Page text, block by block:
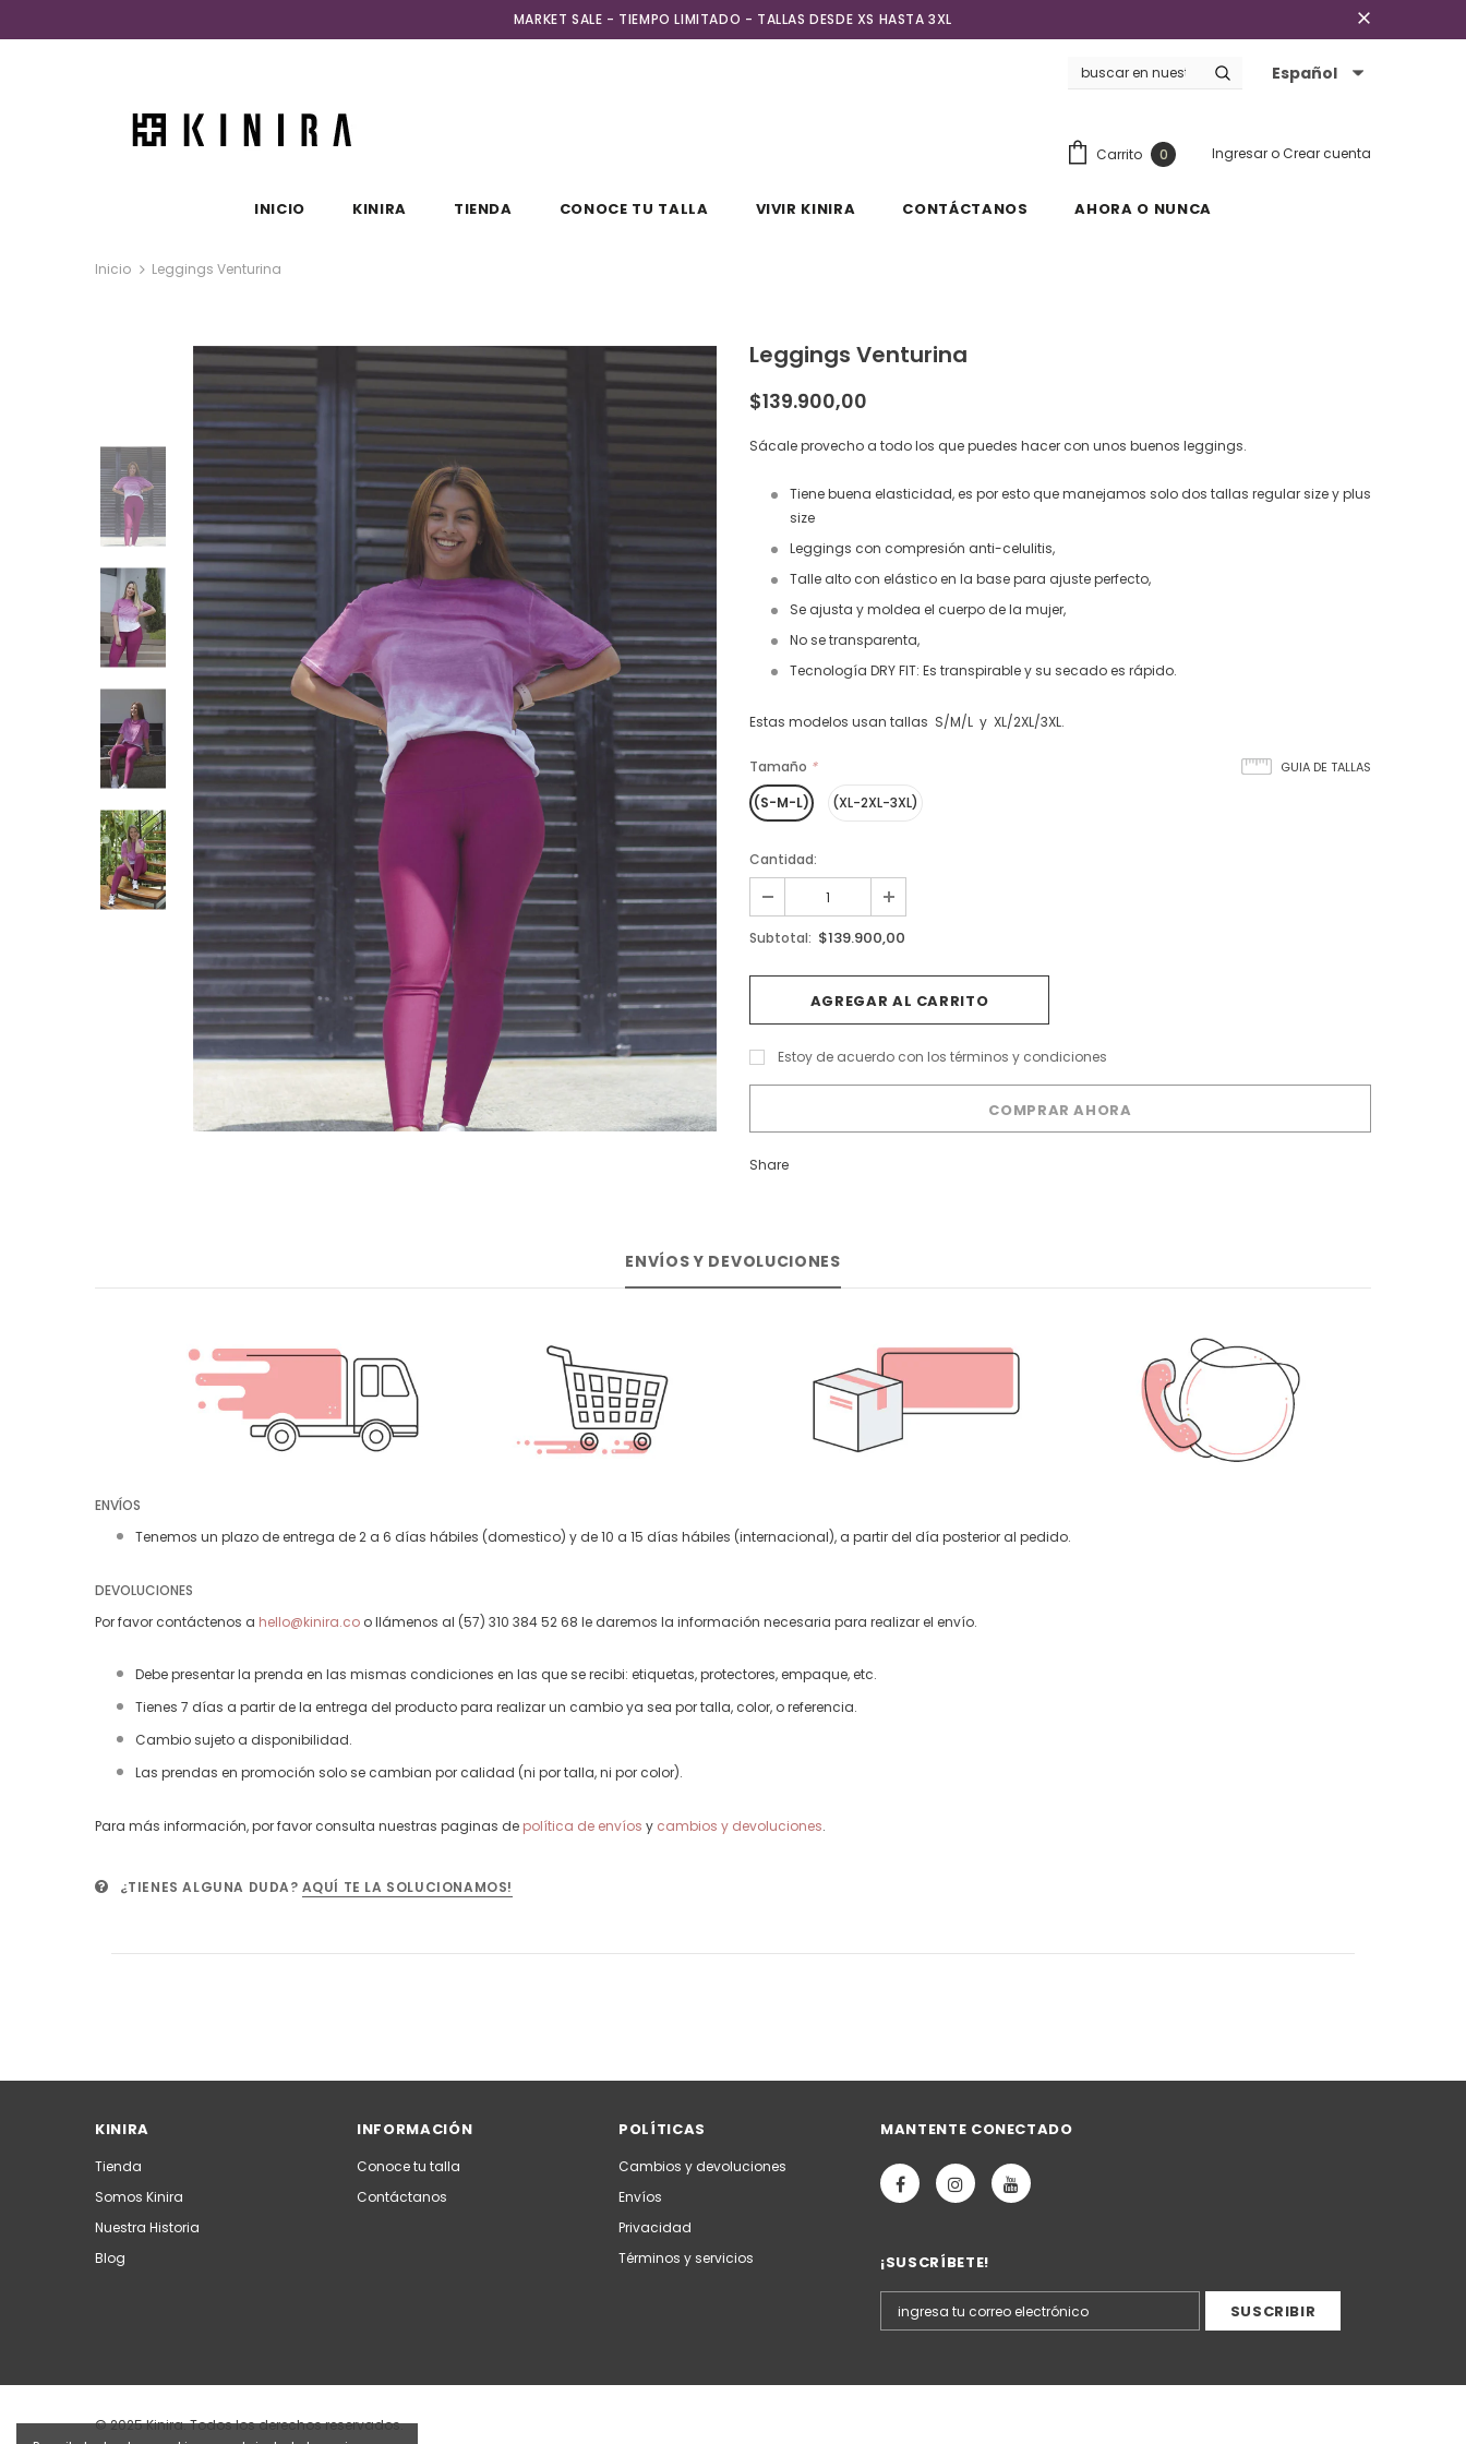
MARKET SALE - TIEMPO LIMITADO - TALLAS DESDE XS HASTA 3XL
Español
Carrito 0 Ingresar oCrear cuenta
INICIO KINIRA TIENDA CONOCE TU TALLA VIVIR KINIRA CONTÁCTANOS AHORA O NUNCA
Inicio Leggings Venturina
Leggings Venturina
$139.900,00
Sácale provecho a todo los que puedes hacer con unos buenos leggings.
Tiene buena elasticidad, es por esto que manejamos solo dos tallas regular size y plus
size
Leggings con compresión anti-celulitis,
Talle alto con elástico en la base para ajuste perfecto,
Se ajusta y moldea el cuerpo de la mujer,
No se transparenta,
Tecnología DRY FIT: Es transpirable y su secado es rápido.
Estas modelos usan tallas S/M/L y XL/2XL/3XL.
GUIA DE TALLAS
Tamaño *
(S-M-L)
(XL-2XL-3XL)
Cantidad:
Subtotal: $139.900,00
Estoy de acuerdo con los términos y condiciones
COMPRAR AHORA
Share
ENVÍOS Y DEVOLUCIONES
ENVÍOS
Tenemos un plazo de entrega de 2 a 6 días hábiles (domestico) y de 10 a 15 días hábiles (internacional), a partir del día posterior al pedido.
DEVOLUCIONES
Por favor contáctenos a hello@kinira.co o llámenos al (57) 310 384 52 68 le daremos la información necesaria para realizar el envío.
Debe presentar la prenda en las mismas condiciones en las que se recibi: etiquetas, protectores, empaque, etc.
Tienes 7 días a partir de la entrega del producto para realizar un cambio ya sea por talla, color, o referencia.
Cambio sujeto a disponibilidad.
Las prendas en promoción solo se cambian por calidad (ni por talla, ni por color).
Para más información, por favor consulta nuestras paginas de política de envíos y cambios y devoluciones.
¿TIENES ALGUNA DUDA? AQUÍ TE LA SOLUCIONAMOS!
KINIRA
Tienda
Somos Kinira
Nuestra Historia
Blog
INFORMACIÓN
Conoce tu talla
Contáctanos
POLÍTICAS
Cambios y devoluciones
Envíos
Privacidad
Términos y servicios
MANTENTE CONECTADO
¡SUSCRÍBETE!
© 2025 Kinira. Todos los derechos reservados.